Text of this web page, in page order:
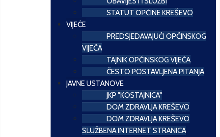
STATUT OPĆINE KREŠEVO
VIJEĆE
PREDSJEDAVAJUĆI OPĆINSKOG
VIJEĆA
TAJNIK OPĆINSKOG VIJEĆA
ČESTO POSTAVLJENA PITANJA
JAVNE USTANOVE
JKP "KOSTAJNICA"
DOM ZDRAVLJA KREŠEVO
DOM ZDRAVLJA KREŠEVO
SLUŽBENA INTERNET STRANICA